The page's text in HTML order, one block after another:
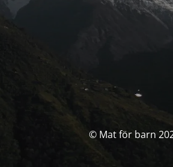
© Mat för barn